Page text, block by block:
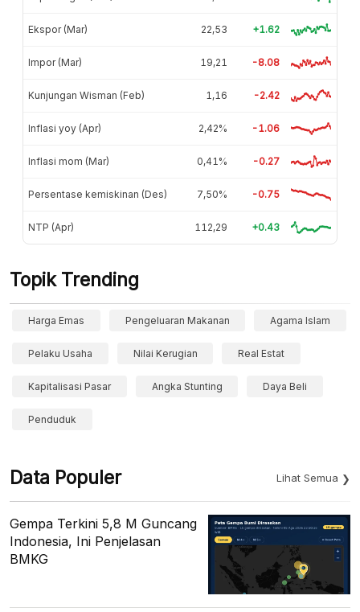
Ekspor (Mar) 22,53 +1.62
Impor (Mar) 19,21 -8.08
Kunjungan Wisman (Feb) 1,16 -2.42
Inflasi yoy (Apr) 2,42% -1.06
Inflasi mom (Mar) 0,41% -0.27
Persentase kemiskinan (Des) 7,50% -0.75
NTP (Apr) 112,29 +0.43
Topik Trending
Harga Emas Pengeluaran Makanan Agama Islam
Pelaku Usaha Nilai Kerugian Real Estat
Kapitalisasi Pasar Angka Stunting Daya Beli
Penduduk
Data Populer Lihat Semua
Gempa Terkini 5,8 M Guncang
Indonesia, Ini Penjelasan
BMKG